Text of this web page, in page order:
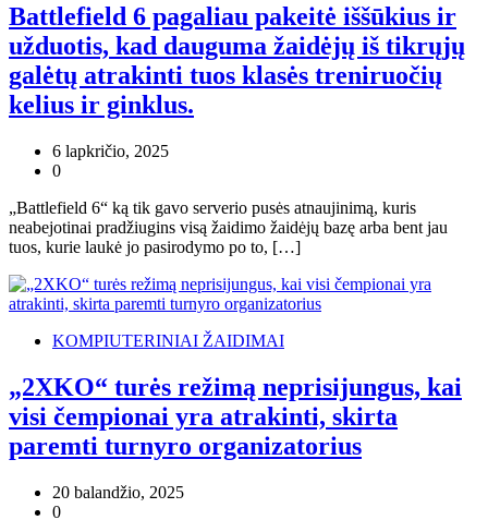
Battlefield 6 pagaliau pakeitė iššūkius ir
užduotis, kad dauguma žaidėjų iš tikrųjų
galėtų atrakinti tuos klasės treniruočių
kelius ir ginklus.
6 lapkričio, 2025
0
„Battlefield 6“ ką tik gavo serverio pusės atnaujinimą, kuris
neabejotinai pradžiugins visą žaidimo žaidėjų bazę arba bent jau
tuos, kurie laukė jo pasirodymo po to, […]
KOMPIUTERINIAI ŽAIDIMAI
„2XKO“ turės režimą neprisijungus, kai
visi čempionai yra atrakinti, skirta
paremti turnyro organizatorius
20 balandžio, 2025
0